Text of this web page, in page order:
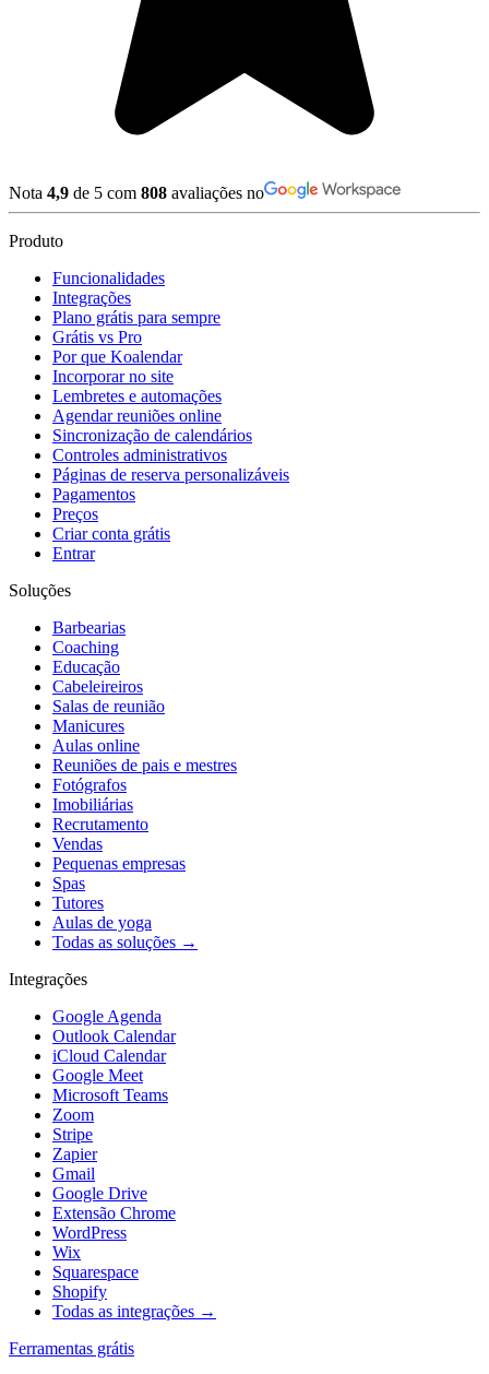
Nota 4,9 de 5 com 808 avaliações no
Produto
Funcionalidades
Integrações
Plano grátis para sempre
Grátis vs Pro
Por que Koalendar
Incorporar no site
Lembretes e automações
Agendar reuniões online
Sincronização de calendários
Controles administrativos
Páginas de reserva personalizáveis
Pagamentos
Preços
Criar conta grátis
Entrar
Soluções
Barbearias
Coaching
Educação
Cabeleireiros
Salas de reunião
Manicures
Aulas online
Reuniões de pais e mestres
Fotógrafos
Imobiliárias
Recrutamento
Vendas
Pequenas empresas
Spas
Tutores
Aulas de yoga
Todas as soluções →
Integrações
Google Agenda
Outlook Calendar
iCloud Calendar
Google Meet
Microsoft Teams
Zoom
Stripe
Zapier
Gmail
Google Drive
Extensão Chrome
WordPress
Wix
Squarespace
Shopify
Todas as integrações →
Ferramentas grátis